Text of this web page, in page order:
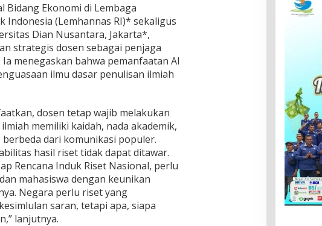
Bidang Ekonomi di Lembaga
Indonesia (Lemhannas RI)* sekaligus
Dian Nusantara, Jakarta*,
strategis dosen sebagai penjaga
menegaskan bahwa pemanfaatan AI
ilmu dasar penulisan ilmiah
dosen tetap wajib melakukan
memiliki kaidah, nada akademik,
dari komunikasi populer.
hasil riset tidak dapat ditawar.
Rencana Induk Riset Nasional, perlu
mahasiswa dengan keunikan
Negara perlu riset yang
saran, tetapi apa, siapa
lanjutnya.